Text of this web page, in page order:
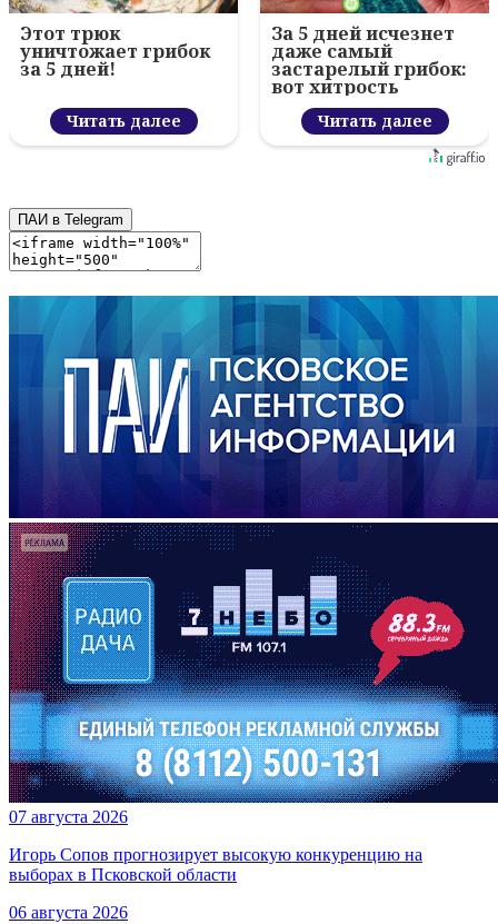
Этот трюк
уничтожает грибок
за 5 дней!
Читать далее
За 5 дней исчезнет
даже самый
застарелый грибок:
вот хитрость
Читать далее
ПАИ в Telegram
07 августа 2026
Игорь Сопов прогнозирует высокую конкуренцию на
выборах в Псковской области
06 августа 2026